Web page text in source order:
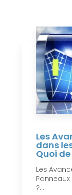
Les
dans
Quoi
Les
Panneaux
?...